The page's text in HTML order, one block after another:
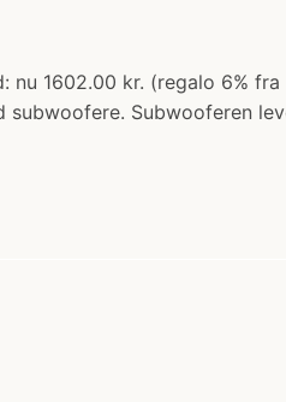
1602.00 kr. (regalo 6%
Subwooferen